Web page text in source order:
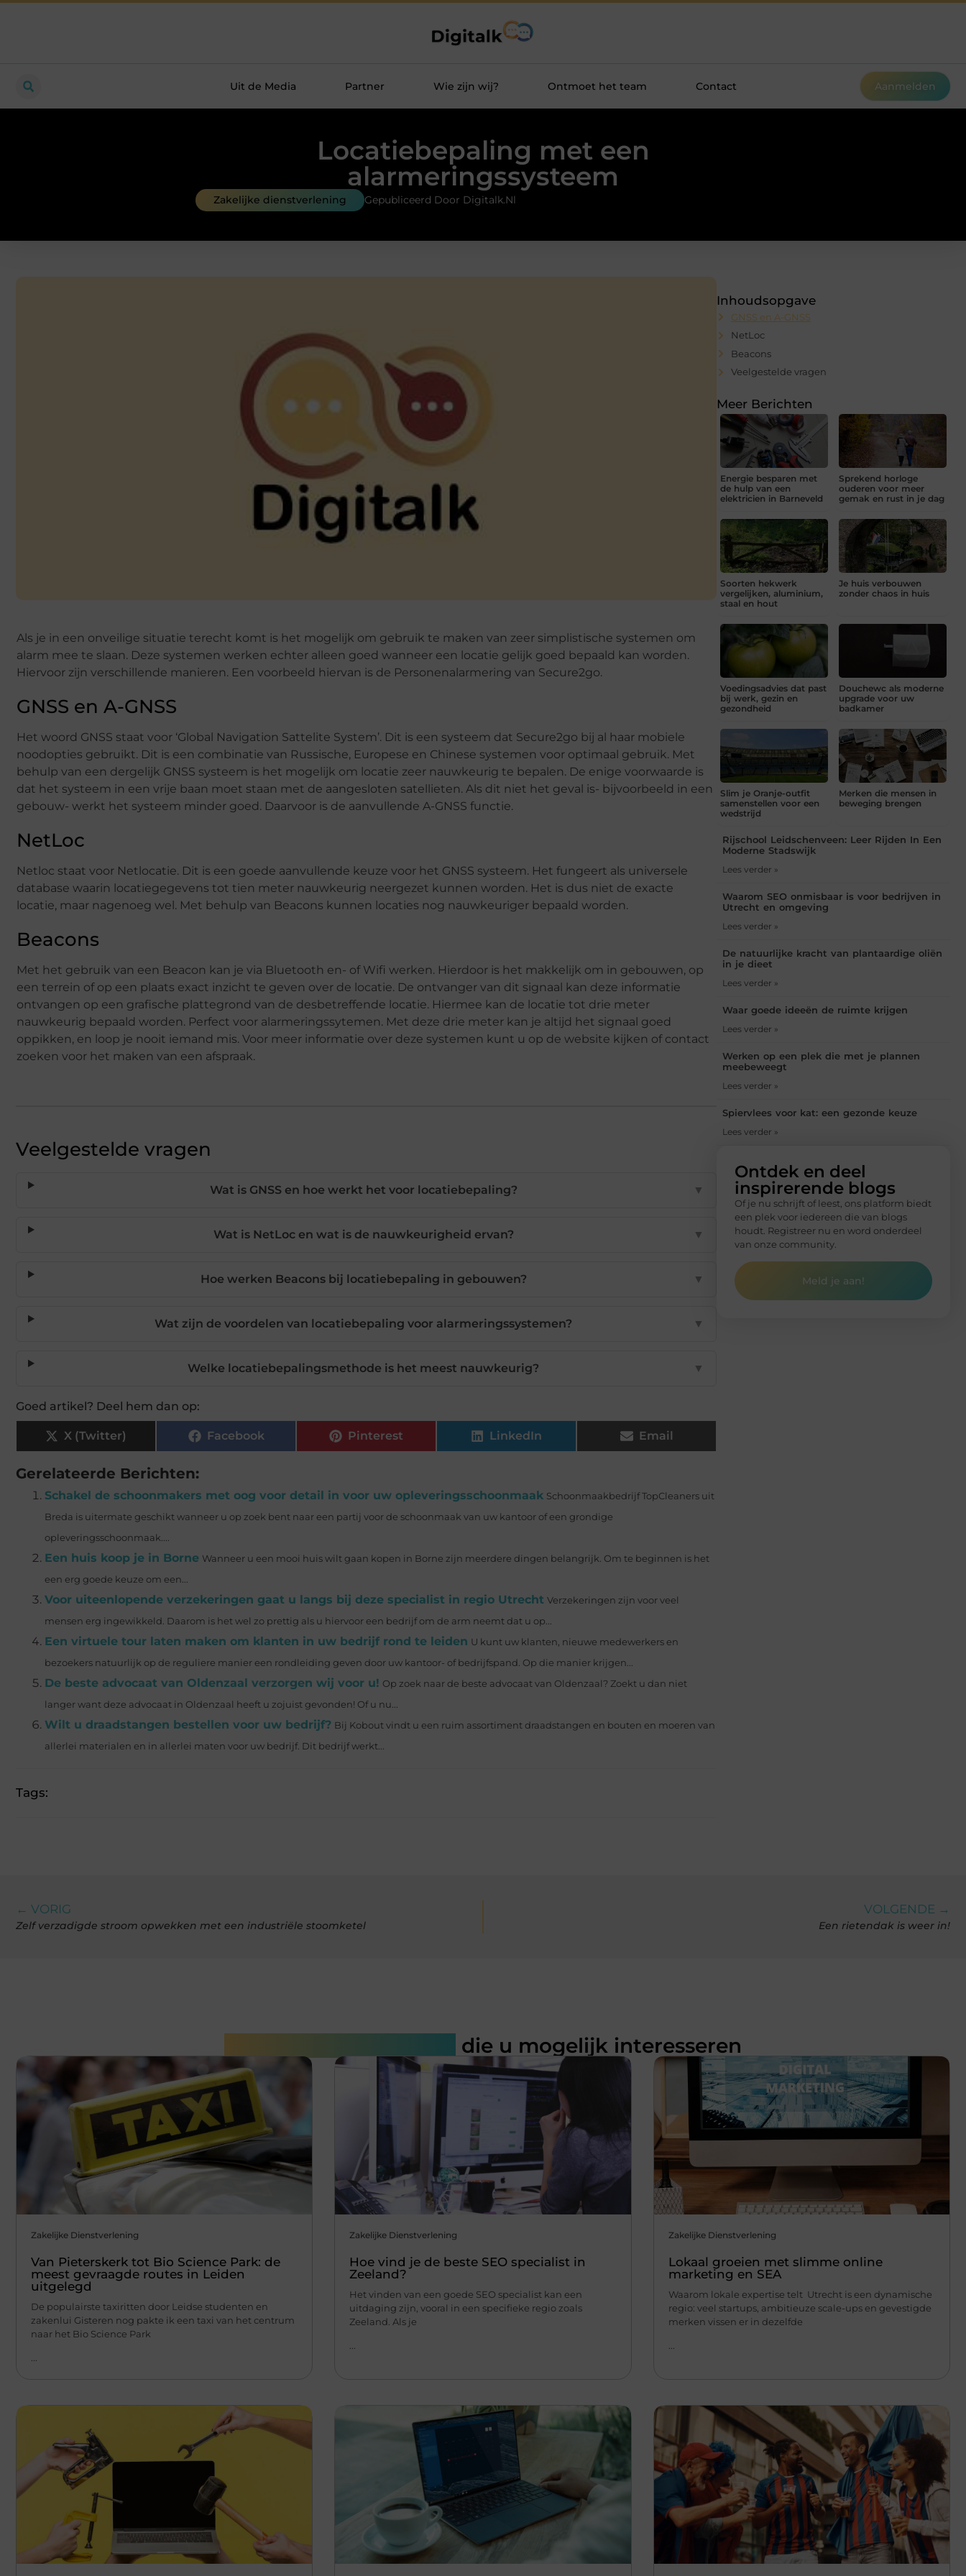
Uit de Media Partner Wie zijn wij? Ontmoet het team Contact Aanmelden
Locatiebepaling met een
alarmeringssysteem
Zakelijke dienstverlening Gepubliceerd Door Digitalk.nl
Als je in een onveilige situatie terecht komt is het mogelijk om gebruik te maken van zeer simplistische systemen om
alarm mee te slaan. Deze systemen werken echter alleen goed wanneer een locatie gelijk goed bepaald kan worden.
Hiervoor zijn verschillende manieren. Een voorbeeld hiervan is de Personenalarmering van Secure2go.
GNSS en A-GNSS
Het woord GNSS staat voor ‘Global Navigation Sattelite System’. Dit is een systeem dat Secure2go bij al haar mobiele
noodopties gebruikt. Dit is een combinatie van Russische, Europese en Chinese systemen voor optimaal gebruik. Met
behulp van een dergelijk GNSS systeem is het mogelijk om locatie zeer nauwkeurig te bepalen. De enige voorwaarde is
dat het systeem in een vrije baan moet staan met de aangesloten satellieten. Als dit niet het geval is- bijvoorbeeld in een
gebouw- werkt het systeem minder goed. Daarvoor is de aanvullende A-GNSS functie.
NetLoc
Netloc staat voor Netlocatie. Dit is een goede aanvullende keuze voor het GNSS systeem. Het fungeert als universele
database waarin locatiegegevens tot tien meter nauwkeurig neergezet kunnen worden. Het is dus niet de exacte
locatie, maar nagenoeg wel. Met behulp van Beacons kunnen locaties nog nauwkeuriger bepaald worden.
Beacons
Met het gebruik van een Beacon kan je via Bluetooth en- of Wifi werken. Hierdoor is het makkelijk om in gebouwen, op
een terrein of op een plaats exact inzicht te geven over de locatie. De ontvanger van dit signaal kan deze informatie
ontvangen op een grafische plattegrond van de desbetreffende locatie. Hiermee kan de locatie tot drie meter
nauwkeurig bepaald worden. Perfect voor alarmeringssytemen. Met deze drie meter kan je altijd het signaal goed
oppikken, en loop je nooit iemand mis. Voor meer informatie over deze systemen kunt u op de website kijken of contact
zoeken voor het maken van een afspraak.
Veelgestelde vragen
Wat is GNSS en hoe werkt het voor locatiebepaling? ▼
Wat is NetLoc en wat is de nauwkeurigheid ervan? ▼
Hoe werken Beacons bij locatiebepaling in gebouwen? ▼
Wat zijn de voordelen van locatiebepaling voor alarmeringssystemen? ▼
Welke locatiebepalingsmethode is het meest nauwkeurig? ▼
Goed artikel? Deel hem dan op:
X (Twitter) Facebook Pinterest LinkedIn Email
Gerelateerde Berichten:
Schakel de schoonmakers met oog voor detail in voor uw opleveringsschoonmaak Schoonmaakbedrijf TopCleaners uit
Breda is uitermate geschikt wanneer u op zoek bent naar een partij voor de schoonmaak van uw kantoor of een grondige
opleveringsschoonmaak....
Een huis koop je in Borne Wanneer u een mooi huis wilt gaan kopen in Borne zijn meerdere dingen belangrijk. Om te beginnen is het
een erg goede keuze om een...
Voor uiteenlopende verzekeringen gaat u langs bij deze specialist in regio Utrecht Verzekeringen zijn voor veel
mensen erg ingewikkeld. Daarom is het wel zo prettig als u hiervoor een bedrijf om de arm neemt dat u op...
Een virtuele tour laten maken om klanten in uw bedrijf rond te leiden U kunt uw klanten, nieuwe medewerkers en
bezoekers natuurlijk op de reguliere manier een rondleiding geven door uw kantoor- of bedrijfspand. Op die manier krijgen...
De beste advocaat van Oldenzaal verzorgen wij voor u! Op zoek naar de beste advocaat van Oldenzaal? Zoekt u dan niet
langer want deze advocaat in Oldenzaal heeft u zojuist gevonden! Of u nu...
Wilt u draadstangen bestellen voor uw bedrijf? Bij Kobout vindt u een ruim assortiment draadstangen en bouten en moeren van
allerlei materialen en in allerlei maten voor uw bedrijf. Dit bedrijf werkt...
Tags:
Inhoudsopgave
GNSS en A-GNSS
NetLoc
Beacons
Veelgestelde vragen
Meer Berichten
Energie besparen met
de hulp van een
elektricien in Barneveld
Sprekend horloge
ouderen voor meer
gemak en rust in je dag
Soorten hekwerk
vergelijken, aluminium,
staal en hout
Je huis verbouwen
zonder chaos in huis
Voedingsadvies dat past
bij werk, gezin en
gezondheid
Douchewc als moderne
upgrade voor uw
badkamer
Slim je Oranje-outfit
samenstellen voor een
wedstrijd
Merken die mensen in
beweging brengen
Rijschool Leidschenveen: Leer Rijden In Een
Moderne Stadswijk
Lees verder »
Waarom SEO onmisbaar is voor bedrijven in
Utrecht en omgeving
Lees verder »
De natuurlijke kracht van plantaardige oliën
in je dieet
Lees verder »
Waar goede ideeën de ruimte krijgen
Lees verder »
Werken op een plek die met je plannen
meebeweegt
Lees verder »
Spiervlees voor kat: een gezonde keuze
Lees verder »
Ontdek en deel
inspirerende blogs
Of je nu schrijft of leest, ons platform biedt
een plek voor iedereen die van blogs
houdt. Registreer nu en word onderdeel
van onze community.
Meld je aan!
← VORIG
Zelf verzadigde stroom opwekken met een industriële stoomketel
VOLGENDE →
Een rietendak is weer in!
die u mogelijk interesseren
Zakelijke Dienstverlening
Van Pieterskerk tot Bio Science Park: de
meest gevraagde routes in Leiden
uitgelegd
De populairste taxiritten door Leidse studenten en
zakenlui Gisteren nog pakte ik een taxi van het centrum
naar het Bio Science Park
...
Zakelijke Dienstverlening
Hoe vind je de beste SEO specialist in
Zeeland?
Het vinden van een goede SEO specialist kan een
uitdaging zijn, vooral in een specifieke regio zoals
Zeeland. Als je
...
Zakelijke Dienstverlening
Lokaal groeien met slimme online
marketing en SEA
Waarom lokale expertise telt Utrecht is een dynamische
regio: veel startups, ambitieuze scale-ups en gevestigde
merken vissen er in dezelfde
...